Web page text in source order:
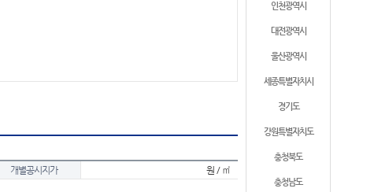
인천광역시
대전광역시
울산광역시
세종특별자치시
경기도
강원특별자치도
충청북도
충청남도
개별공시지가 원 / ㎡